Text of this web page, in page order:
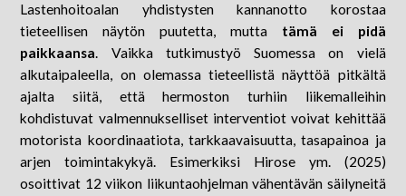
Lastenhoitoalan yhdistysten kannanotto korostaa
tieteellisen näytön puutetta, mutta tämä ei pidä
paikkaansa. Vaikka tutkimustyö Suomessa on vielä
alkutaipaleella, on olemassa tieteellistä näyttöä pitkältä
ajalta siitä, että hermoston turhiin liikemalleihin
kohdistuvat valmennukselliset interventiot voivat kehittää
motorista koordinaatiota, tarkkaavaisuutta, tasapainoa ja
arjen toimintakykyä. Esimerkiksi Hirose ym. (2025)
osoittivat 12 viikon liikuntaohjelman vähentävän säilyneitä